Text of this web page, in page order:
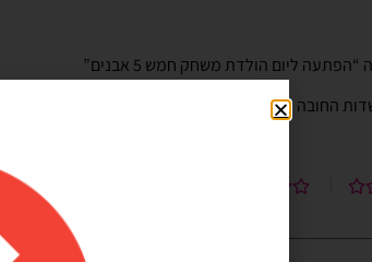
ליום הולדת משחק חמש 5 אבנים”
החובה מסומנים
בלוני ריינבאו הפכו להיות חלק קסום בבוקר
יומההולדת המשפחתי שלנו. מוצרים יפים, מבצעים
טובים ושירות נוח מהיר יעיל ואמין. אפשרות נוחה
לאמצעי תשלום באתר. האתר שלהם יפה זמין מפורט